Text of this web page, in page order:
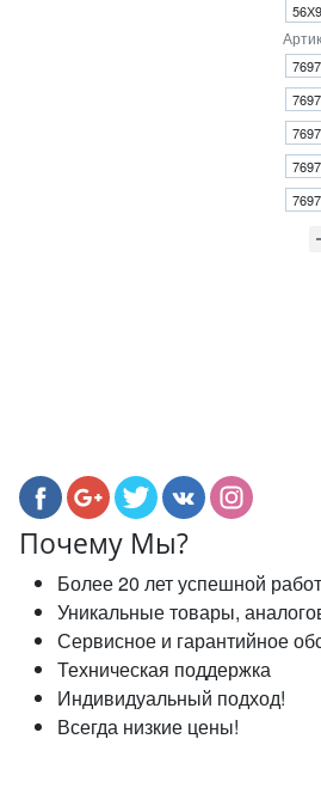
Почему Мы?
Более 20 лет успешной
Уникальные товары,
Сервисное и гарантийное
Техническая поддержка
Индивидуальный подход!
Всегда низкие цены!